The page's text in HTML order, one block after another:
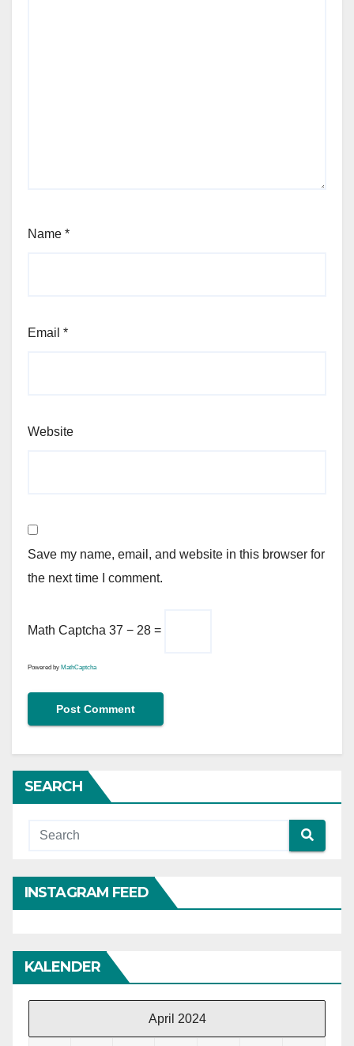
Name *
Email *
Website
Save my name, email, and website in this browser for
the next time I comment.
Math Captcha 37 − 28 =
Powered by MathCaptcha
SEARCH
INSTAGRAM FEED
KALENDER
April 2024